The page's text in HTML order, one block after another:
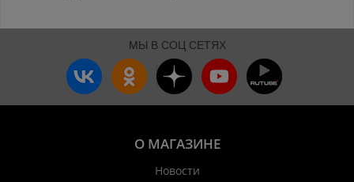
МЫ В СОЦ СЕТЯХ
О МАГАЗИНЕ
Новости